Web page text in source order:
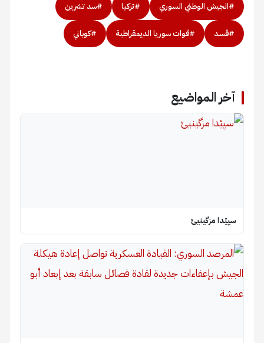
#الجيش الوطني السوري #تركيا #سد تشرين
#قسد #قوات سوريا الديمقراطية #كوباني
آخر المواضيع
سپێدا مزگینیێ